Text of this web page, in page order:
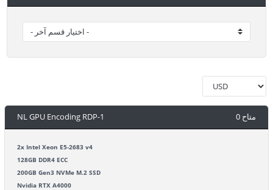
NL GPU Encoding RDP-1 0 متاح
2x Intel Xeon E5-2683 v4
128GB DDR4 ECC
200GB Gen3 NVMe M.2 SSD
Nvidia RTX A4000